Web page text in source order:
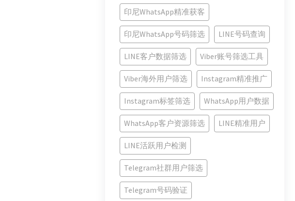
印尼WhatsApp精准获客
印尼WhatsApp号码筛选 LINE号码查询
LINE客户数据筛选 Viber账号筛选工具
Viber海外用户筛选 Instagram精准推广
Instagram标签筛选 WhatsApp用户数据
WhatsApp客户资源筛选 LINE精准用户
LINE活跃用户检测
Telegram社群用户筛选
Telegram号码验证